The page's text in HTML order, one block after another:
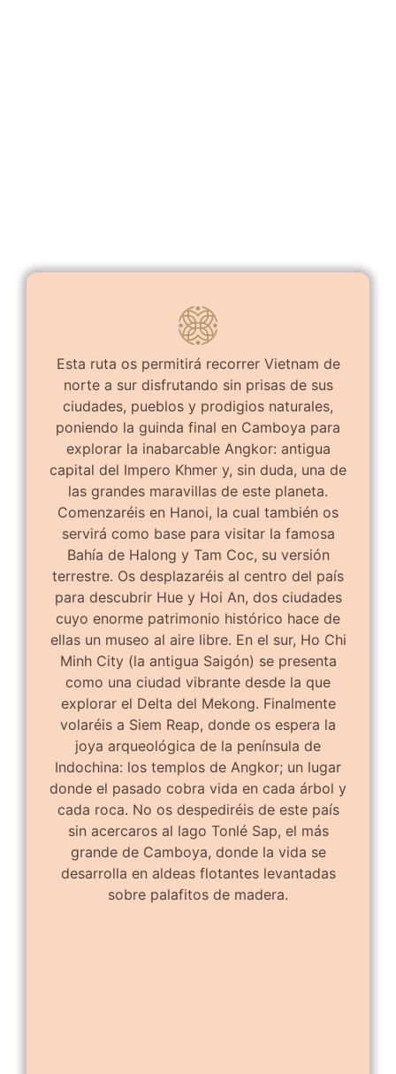
Esta ruta os permitirá recorrer Vietnam de
norte a sur disfrutando sin prisas de sus
ciudades, pueblos y prodigios naturales,
poniendo la guinda final en Camboya para
explorar la inabarcable Angkor: antigua
capital del Impero Khmer y, sin duda, una de
las grandes maravillas de este planeta.
Comenzaréis en Hanoi, la cual también os
servirá como base para visitar la famosa
Bahía de Halong y Tam Coc, su versión
terrestre. Os desplazaréis al centro del país
para descubrir Hue y Hoi An, dos ciudades
cuyo enorme patrimonio histórico hace de
ellas un museo al aire libre. En el sur, Ho Chi
Minh City (la antigua Saigón) se presenta
como una ciudad vibrante desde la que
explorar el Delta del Mekong. Finalmente
volaréis a Siem Reap, donde os espera la
joya arqueológica de la península de
Indochina: los templos de Angkor; un lugar
donde el pasado cobra vida en cada árbol y
cada roca. No os despediréis de este país
sin acercaros al lago Tonlé Sap, el más
grande de Camboya, donde la vida se
desarrolla en aldeas flotantes levantadas
sobre palafitos de madera.